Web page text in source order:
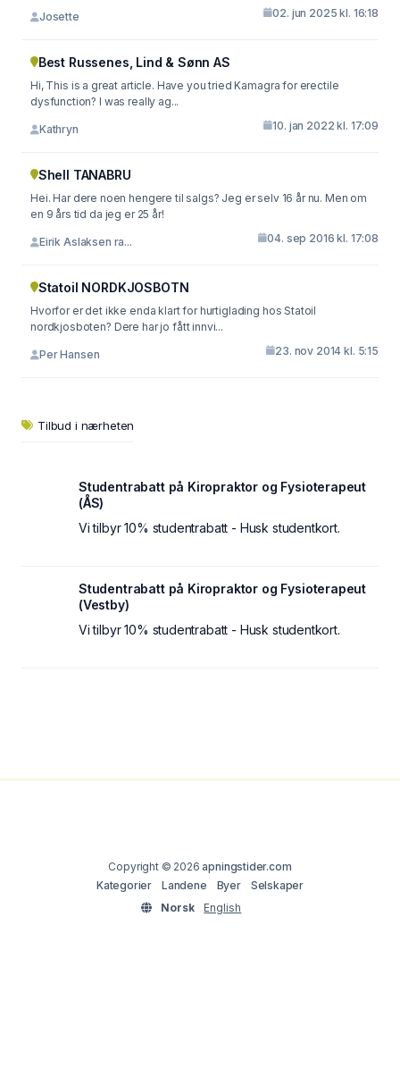
Josette 02. jun 2025 kl. 16:18
Best Russenes, Lind & Sønn AS
Hi, This is a great article. Have you tried Kamagra for erectile
dysfunction? I was really ag...
Kathryn 10. jan 2022 kl. 17:09
Shell TANABRU
Hei. Har dere noen hengere til salgs? Jeg er selv 16 år nu. Men om
en 9 års tid da jeg er 25 år!
Eirik Aslaksen ra... 04. sep 2016 kl. 17:08
Statoil NORDKJOSBOTN
Hvorfor er det ikke enda klart for hurtiglading hos Statoil
nordkjosboten? Dere har jo fått innvi...
Per Hansen 23. nov 2014 kl. 5:15
Tilbud i nærheten
Studentrabatt på Kiropraktor og Fysioterapeut
(ÅS)
Vi tilbyr 10% studentrabatt - Husk studentkort.
Studentrabatt på Kiropraktor og Fysioterapeut
(Vestby)
Vi tilbyr 10% studentrabatt - Husk studentkort.
Copyright © 2026apningstider.com
Kategorier
Landene Byer
Selskaper
Norsk
English